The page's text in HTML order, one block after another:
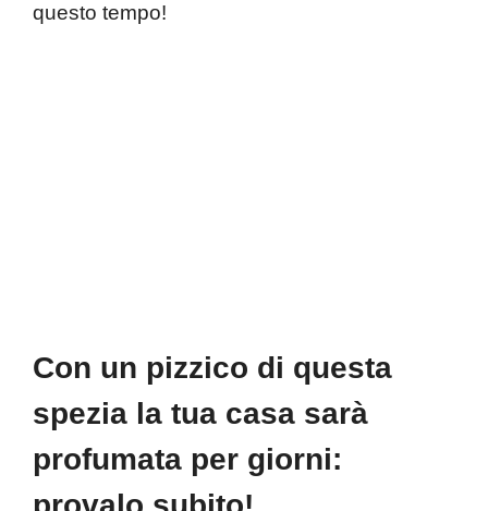
questo tempo!
Con un pizzico di questa
spezia la tua casa sarà
profumata per giorni: